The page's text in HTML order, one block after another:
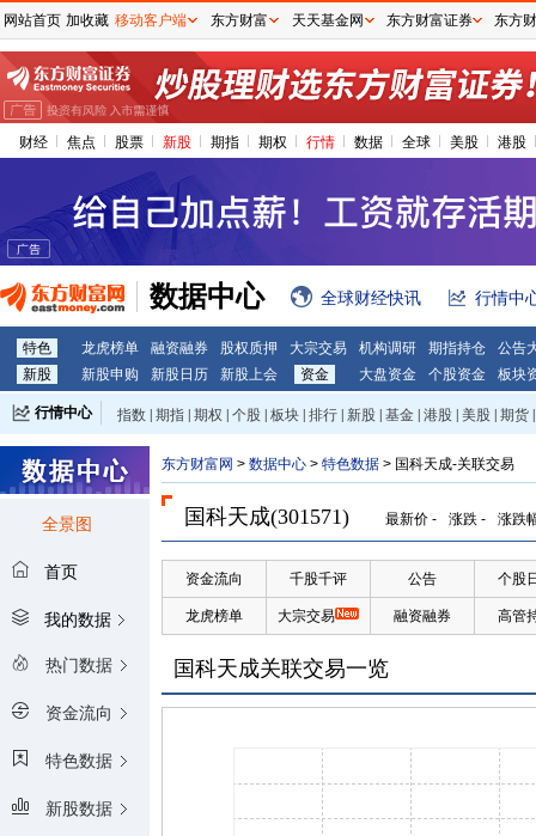
财经 焦点 股票 新股 期指 期权 行情 数据 全球 美股 港股
数据中心 全球财经快讯 行情中
特色 龙虎榜单 融资融券 股权质押 大宗交易 机构调研 期指持仓
公告
新股
新股申购 新股日历 新股上会 资金 大盘资金 个股资金 板块
行情中心 指数 期指 期权 个股 板块 排行 新股 基金 港股 美股 期货
外汇 | 黄金 | 自选股 | 自选基金
全景图
首页
我的数据
热门数据
资金流向
特色数据
新股数据
东方财富网 > 数据中心 > 特色数据 > 国科天成-关联交易
国科天成(301571) 最新价 - 涨跌 - 涨跌
资金流向 千股千评 公告 个股
龙虎榜单 大宗交易 融资融券 高管
国科天成关联交易一览
网站首页 加收藏 移动客户端 东方财富 天天基金网 东方财富证券 东方